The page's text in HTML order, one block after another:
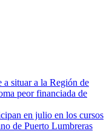
situar a la Región de
peor financiada de
en julio en los cursos
de Puerto Lumbreras